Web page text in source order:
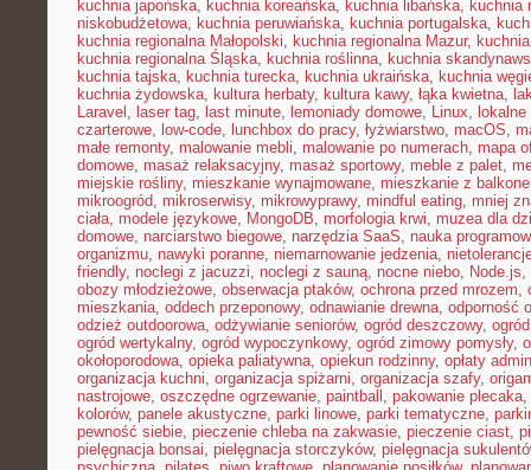
kuchnia japońska, kuchnia koreańska, kuchnia libańska, kuchnia
niskobudżetowa, kuchnia peruwiańska, kuchnia portugalska,
kuchnia regionalna Małopolski, kuchnia regionalna Mazur,
kuchnia regionalna Śląska, kuchnia roślinna, kuchnia
kuchnia tajska, kuchnia turecka, kuchnia ukraińska, kuchnia
kuchnia żydowska, kultura herbaty, kultura kawy, łąka kwietna,
Laravel , laser tag, last minute, lemoniady domowe, Linux,
czarterowe, low-code, lunchbox do pracy, łyżwiarstwo, macOS,
małe remonty, malowanie mebli, malowanie po numerach, mapa
domowe, masaż relaksacyjny, masaż sportowy, meble z palet,
miejskie rośliny, mieszkanie wynajmowane, mieszkanie z
mikroogród, mikroserwisy, mikrowyprawy, mindful eating, mniej
ciała, modele językowe, MongoDB, morfologia krwi, muzea dla
domowe, narciarstwo biegowe, narzędzia SaaS, nauka
organizmu, nawyki poranne, niemarnowanie jedzenia,
friendly, noclegi z jacuzzi, noclegi z sauną, nocne niebo, Node.js,
obozy młodzieżowe, obserwacja ptaków, ochrona przed mrozem,
mieszkania, oddech przeponowy, odnawianie drewna, odporność
odzież outdoorowa, odżywianie seniorów, ogród deszczowy,
ogród wertykalny, ogród wypoczynkowy, ogród zimowy pomysły,
okołoporodowa, opieka paliatywna, opiekun rodzinny, opłaty
organizacja kuchni, organizacja spiżarni, organizacja szafy,
nastrojowe, oszczędne ogrzewanie, paintball , pakowanie plecaka,
kolorów, panele akustyczne, parki linowe, parki tematyczne,
pewność siebie, pieczenie chleba na zakwasie, pieczenie ciast,
pielęgnacja bonsai, pielęgnacja storczyków, pielęgnacja